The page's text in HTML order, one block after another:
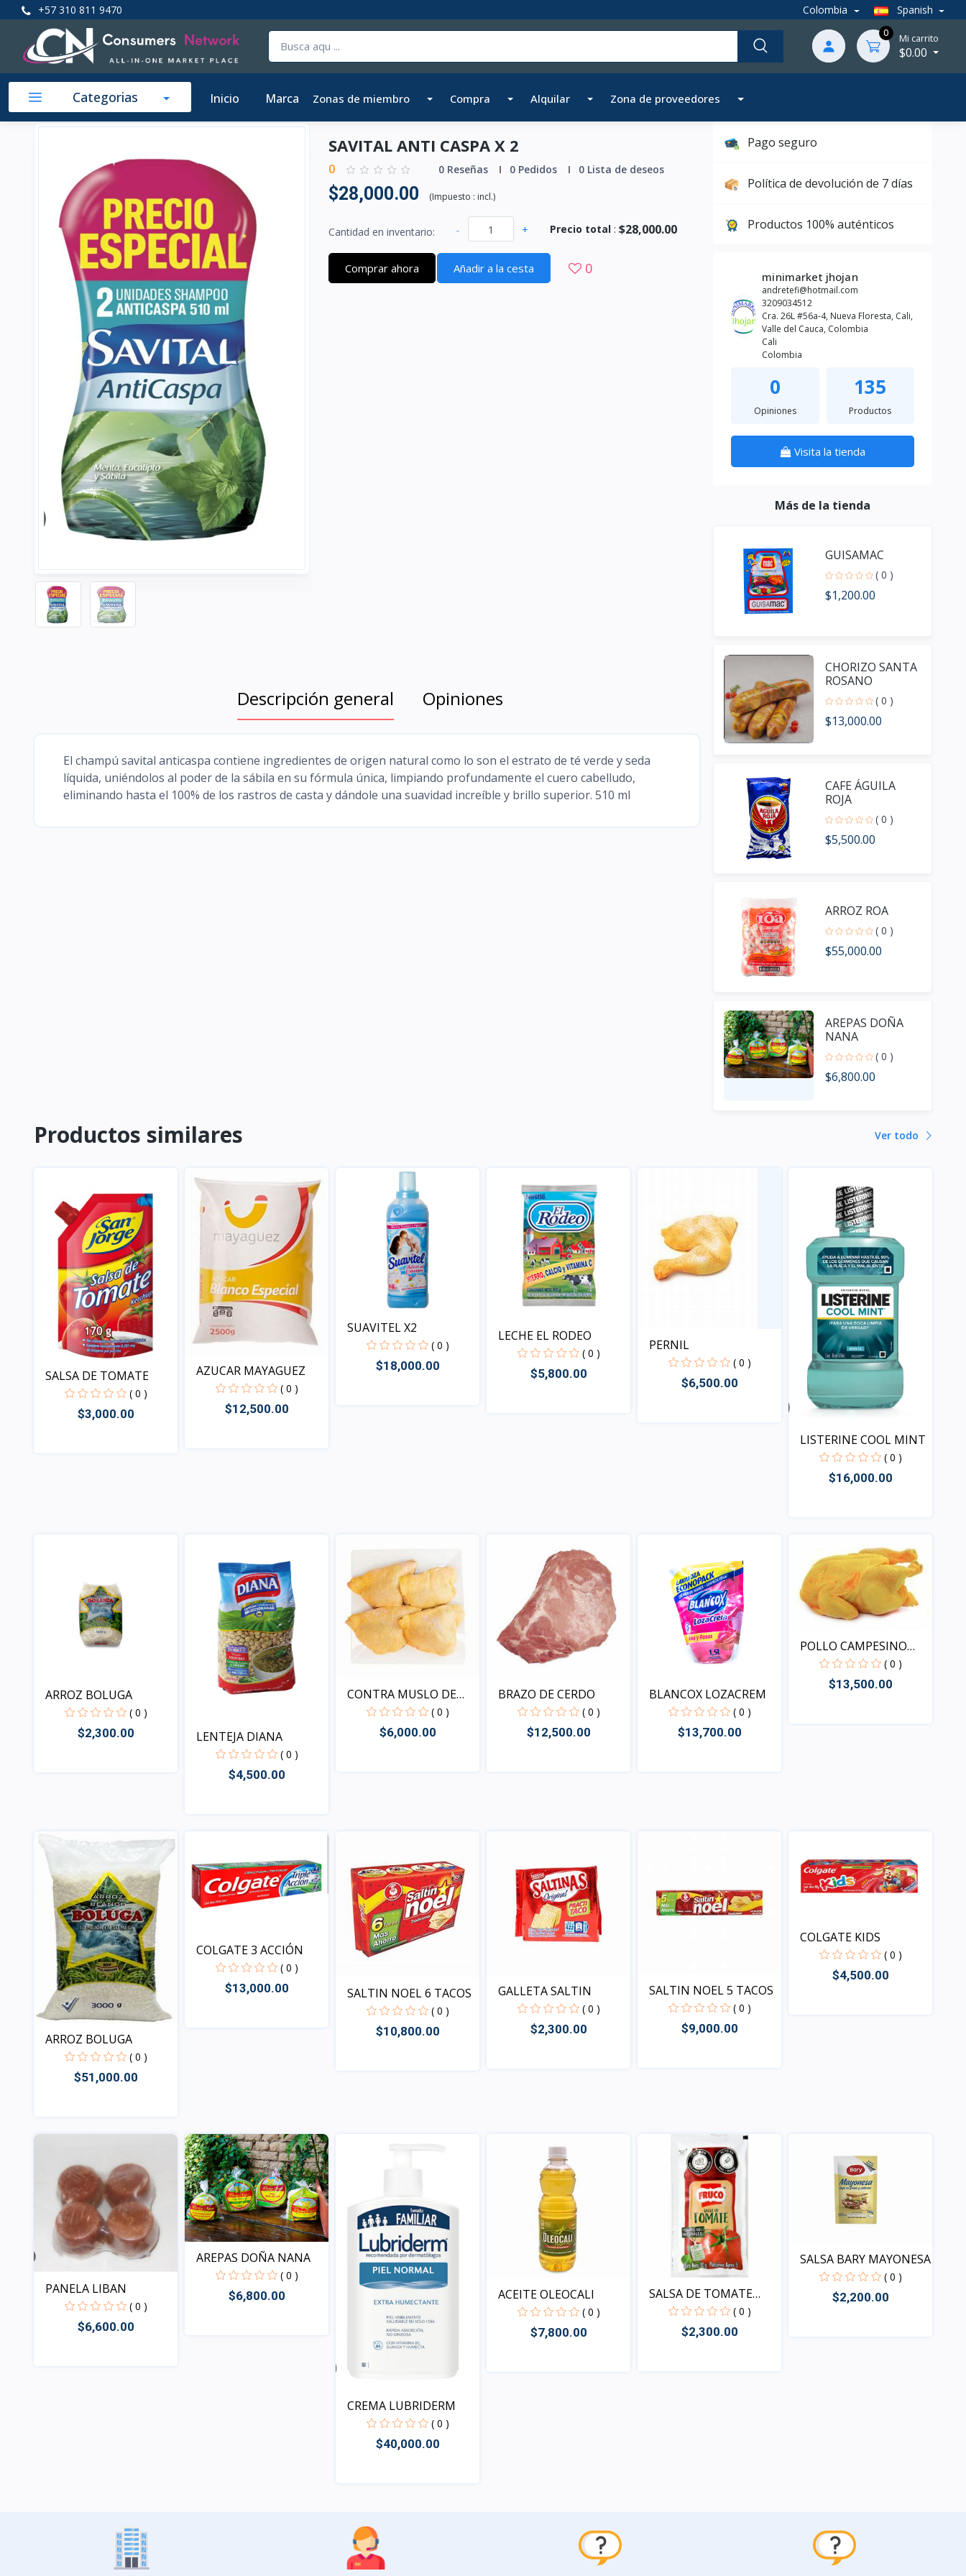
+57 310 811 9470 Colombia Spanish
0 Mi carrito
$0.00
Categorias Inicio Marca Zonas de miembro Compra Alquilar Zona de proveedores
SAVITAL ANTI CASPA X 2
0 0 Reseñas 0 Pedidos 0 Lista de deseos
$28,000.00 (Impuesto : incl.)
Cantidad en inventario: - + Precio total: $28,000.00
Comprar ahora Añadir a la cesta 0
Descripción general Opiniones
El champú savital anticaspa contiene ingredientes de origen natural como lo son el estrato de té verde y seda
líquida, uniéndolos al poder de la sábila en su fórmula única, limpiando profundamente el cuero cabelludo,
eliminando hasta el 100% de los rastros de casta y dándole una suavidad increíble y brillo superior. 510 ml
Pago seguro
Política de devolución de 7 días
Productos 100% auténticos
minimarket jhojan
andretefi@hotmail.com
3209034512
Cra. 26L #56a-4, Nueva Floresta, Cali,
Valle del Cauca, Colombia
Cali
Colombia
0
Opiniones
135
Productos
Visita la tienda
Más de la tienda
GUISAMAC
( 0 )
$1,200.00
CHORIZO SANTA
ROSANO
( 0 )
$13,000.00
CAFE ÁGUILA
ROJA
( 0 )
$5,500.00
ARROZ ROA
( 0 )
$55,000.00
AREPAS DOÑA
NANA
( 0 )
$6,800.00
Productos similares Ver todo
SALSA DE TOMATE
( 0 )
$3,000.00
AZUCAR MAYAGUEZ
( 0 )
$12,500.00
SUAVITEL X2
( 0 )
$18,000.00
LECHE EL RODEO
( 0 )
$5,800.00
PERNIL
( 0 )
$6,500.00
LISTERINE COOL MINT
( 0 )
$16,000.00
ARROZ BOLUGA
( 0 )
$2,300.00 LENTEJA DIANA
( 0 )
$4,500.00
CONTRA MUSLO DE
POLLO
( 0 )
$6,000.00
BRAZO DE CERDO
( 0 )
$12,500.00
BLANCOX LOZACREM
( 0 )
$13,700.00
POLLO CAMPESINO
ENTERO
( 0 )
$13,500.00
ARROZ BOLUGA
( 0 )
$51,000.00
Vista
COLGATE 3 ACCIÓN
( 0 )
$13,000.00 SALTIN NOEL 6 TACOS
( 0 )
$10,800.00
GALLETA SALTIN
( 0 )
$2,300.00
SALTIN NOEL 5 TACOS
( 0 )
$9,000.00
COLGATE KIDS
( 0 )
$4,500.00
PANELA LIBAN
( 0 )
$6,600.00
AREPAS DOÑA NANA
( 0 )
$6,800.00
CREMA LUBRIDERM
( 0 )
$40,000.00
ACEITE OLEOCALI
( 0 )
$7,800.00
SALSA DE TOMATE
FRUCO
( 0 )
$2,300.00
SALSA BARY MAYONESA
( 0 )
$2,200.00